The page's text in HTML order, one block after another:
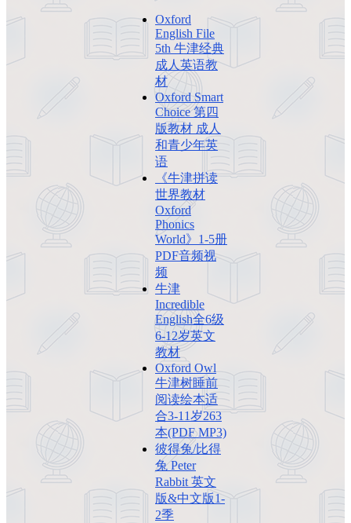
Oxford
English File
5th 牛津经典
成人英语教
材
Oxford Smart
Choice 第四
版教材 成人
和青少年英
语
《牛津拼读
世界教材
Oxford
Phonics
World》1-5册
PDF音频视
频
牛津
Incredible
English全6级
6-12岁英文
教材
Oxford Owl
牛津树睡前
阅读绘本适
合3-11岁263
本(PDF MP3)
彼得兔/比得
兔 Peter
Rabbit 英文
版&中文版1-
2季